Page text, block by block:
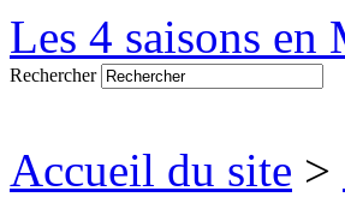
Les 4 saisons en
Rechercher
Accueil du site >